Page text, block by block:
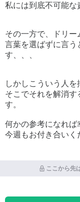
私には到底不可能な
その一方で、ドリー
言葉を選ばずに言う
す、、、
しかしこういう人を
そこでそれを解消す
す。
何かの参考になれば
今週もお付き合いく
ここから先